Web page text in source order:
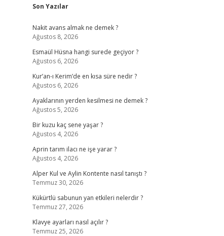
Sidebar
Son Yazılar
Nakit avans almak ne demek ?
Ağustos 8, 2026
Esmaül Hüsna hangi surede geçiyor ?
Ağustos 6, 2026
Kur’an-ı Kerim’de en kısa süre nedir ?
Ağustos 6, 2026
Ayaklarının yerden kesilmesi ne demek ?
Ağustos 5, 2026
Bir kuzu kaç sene yaşar ?
Ağustos 4, 2026
Aprin tarım ilacı ne işe yarar ?
Ağustos 4, 2026
Alper Kul ve Aylin Kontente nasıl tanıştı ?
Temmuz 30, 2026
Kükürtlü sabunun yan etkileri nelerdir ?
Temmuz 27, 2026
Klavye ayarları nasıl açılır ?
Temmuz 25, 2026